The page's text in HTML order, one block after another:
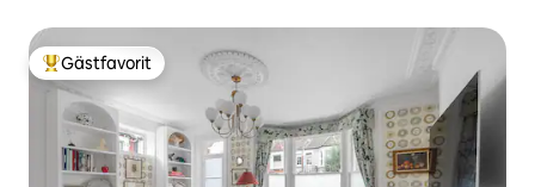
Populär gästfavorit
Gästfavorit